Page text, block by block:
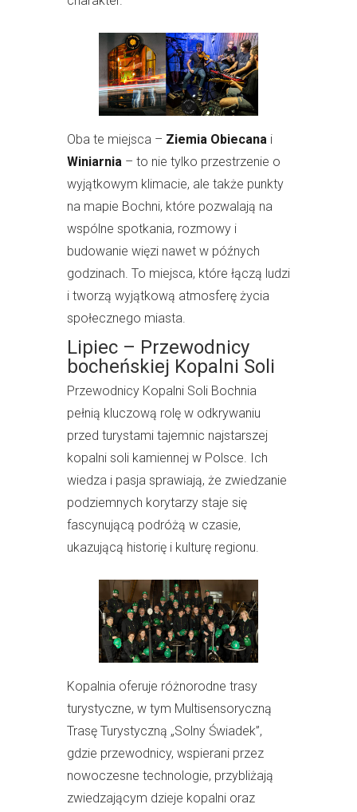
Oba te miejsca – Ziemia Obiecana i
Winiarnia – to nie tylko przestrzenie o
wyjątkowym klimacie, ale także punkty
na mapie Bochni, które pozwalają na
wspólne spotkania, rozmowy i
budowanie więzi nawet w późnych
godzinach. To miejsca, które łączą ludzi
i tworzą wyjątkową atmosferę życia
społecznego miasta.
Lipiec – Przewodnicy
bocheńskiej Kopalni Soli
Przewodnicy Kopalni Soli Bochnia
pełnią kluczową rolę w odkrywaniu
przed turystami tajemnic najstarszej
kopalni soli kamiennej w Polsce. Ich
wiedza i pasja sprawiają, że zwiedzanie
podziemnych korytarzy staje się
fascynującą podróżą w czasie,
ukazującą historię i kulturę regionu.
Kopalnia oferuje różnorodne trasy
turystyczne, w tym Multisensoryczną
Trasę Turystyczną „Solny Świadek”,
gdzie przewodnicy, wspierani przez
nowoczesne technologie, przybliżają
zwiedzającym dzieje kopalni oraz